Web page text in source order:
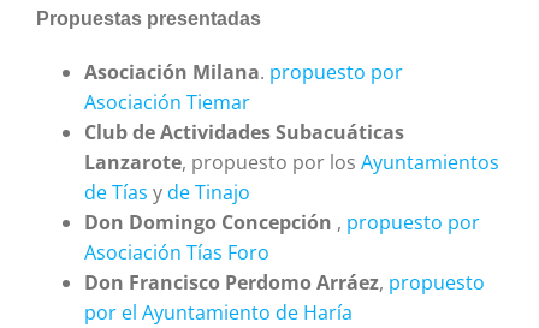
Propuestas presentadas
Asociación Milana. propuesto por
Asociación Tiemar
Club de Actividades Subacuáticas
Lanzarote, propuesto por los Ayuntamientos
de Tías yde Tinajo
Don Domingo Concepción , propuesto por
Asociación Tías Foro
Don Francisco Perdomo Arráez, propuesto
por el Ayuntamiento de Haría